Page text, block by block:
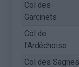
Col des
Garcinets
Col de
l'Ardéchoise
Col des Sagnes